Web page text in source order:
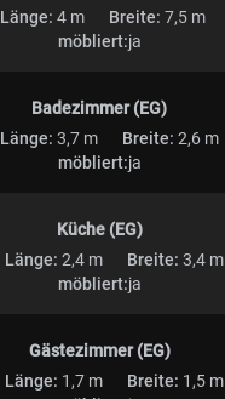
Länge: 4 m Breite: 7,5 m
möbliert:ja
Badezimmer (EG)
Länge: 3,7 m Breite: 2,6 m
möbliert:ja
Küche (EG)
Länge: 2,4 m Breite: 3,4 m
möbliert:ja
Gästezimmer (EG)
Länge: 1,7 m Breite: 1,5 m